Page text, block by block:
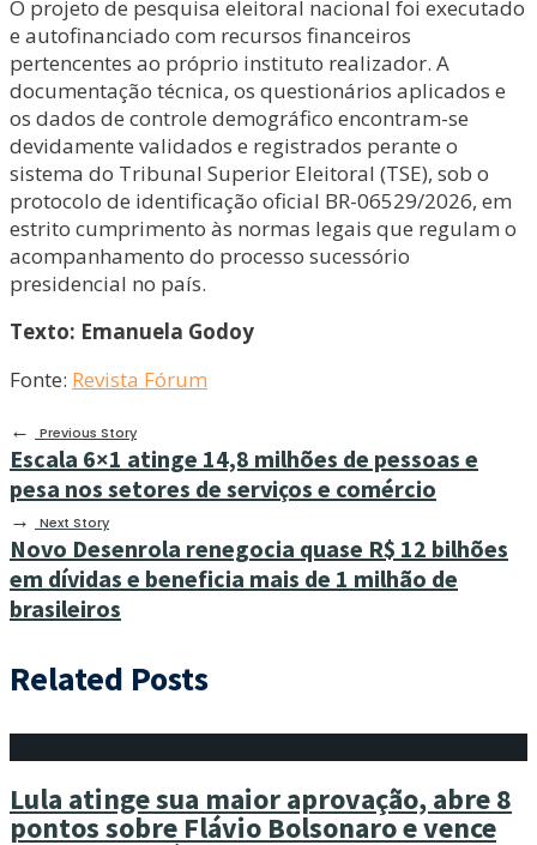
O projeto de pesquisa eleitoral nacional foi executado
e autofinanciado com recursos financeiros
pertencentes ao próprio instituto realizador. A
documentação técnica, os questionários aplicados e
os dados de controle demográfico encontram-se
devidamente validados e registrados perante o
sistema do Tribunal Superior Eleitoral (TSE), sob o
protocolo de identificação oficial BR-06529/2026, em
estrito cumprimento às normas legais que regulam o
acompanhamento do processo sucessório
presidencial no país.
Texto: Emanuela Godoy
Fonte: Revista Fórum
←
Previous Story
Escala 6×1 atinge 14,8 milhões de pessoas e
pesa nos setores de serviços e comércio
→ Next Story
Novo Desenrola renegocia quase R$ 12 bilhões
em dívidas e beneficia mais de 1 milhão de
brasileiros
Related Posts
Lula atinge sua maior aprovação, abre 8
pontos sobre Flávio Bolsonaro e vence